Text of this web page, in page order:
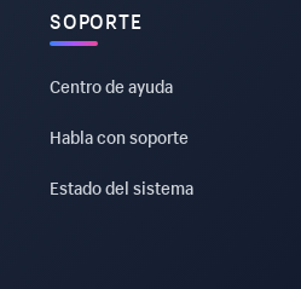
SOPORTE
Centro de ayuda
Habla con soporte
Estado del sistema